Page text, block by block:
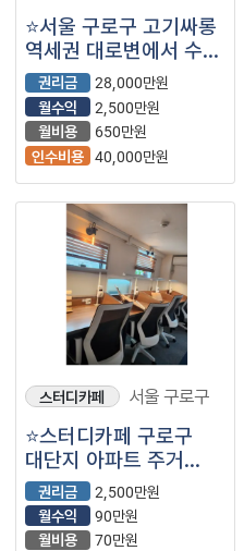
⭐서울 구로구 고기싸롱
역세권 대로변에서 수익
극대화 된 매장입니다.
권리금
28,000만원
월수익
2,500만원
월비용
650만원
인수비용 40,000만원
스터디카페 서울 구로구
⭐스터디카페 구로구
대단지 아파트 주거
상권의 매장입니다.
권리금
2,500만원
월수익
90만원
월비용
70만원